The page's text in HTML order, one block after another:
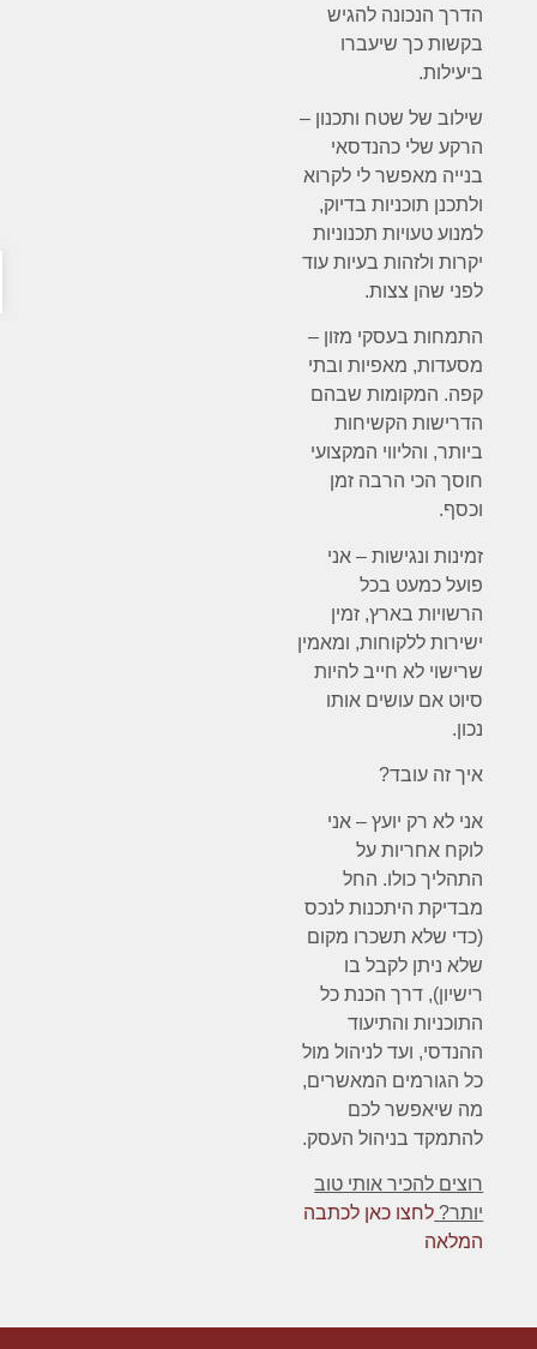
הדרך הנכונה להגיש
בקשות כך שיעברו
ביעילות.
שילוב של שטח ותכנון –
הרקע שלי כהנדסאי
בנייה מאפשר לי לקרוא
ולתכנן תוכניות בדיוק,
למנוע טעויות תכנוניות
יקרות ולזהות בעיות עוד
לפני שהן צצות.
התמחות בעסקי מזון –
מסעדות, מאפיות ובתי
קפה. המקומות שבהם
הדרישות הקשיחות
ביותר, והליווי המקצועי
חוסך הכי הרבה זמן
וכסף.
זמינות ונגישות – אני
פועל כמעט בכל
הרשויות בארץ, זמין
ישירות ללקוחות, ומאמין
שרישוי לא חייב להיות
סיוט אם עושים אותו
איך זה עובד?
אני לא רק יועץ – אני
לוקח אחריות על
התהליך כולו. החל
מבדיקת היתכנות לנכס
(כדי שלא תשכרו מקום
שלא ניתן לקבל בו
רישיון), דרך הכנת כל
התוכניות והתיעוד
ההנדסי, ועד לניהול מול
כל הגורמים המאשרים,
מה שיאפשר לכם
להתמקד בניהול העסק.
רוצים להכיר אותי טוב
יותר?לחצו כאן לכתבה
המלאה